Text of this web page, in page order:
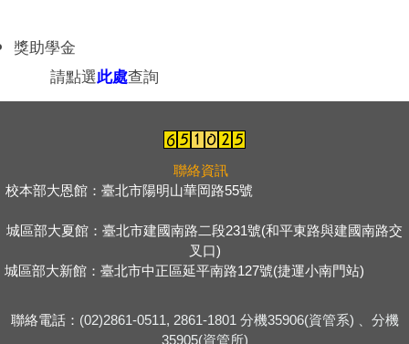
獎助學金
請點選此處查詢
聯絡資訊
校本部大恩館：臺北市陽明山華岡路55號
城區部大夏館：臺北市建國南路二段231號(和平東路與建國南路交
叉口)
城區部大新館：臺北市中正區延平南路127號(捷運小南門站)
聯絡電話： (02)2861-0511, 2861-1801 分機35906(資管系) 、 分機
35905(資管所)